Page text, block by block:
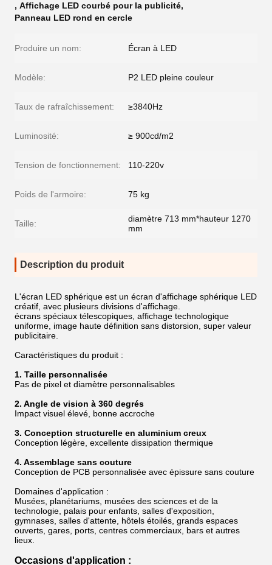
, Affichage LED courbé pour la publicité,
Panneau LED rond en cercle
Produire un nom: Écran à LED
Modèle: P2 LED pleine couleur
Taux de rafraîchissement: ≥3840Hz
Luminosité: ≥ 900cd/m2
Tension de fonctionnement: 110-220v
Poids de l'armoire: 75 kg
Taille:
diamètre 713 mm*hauteur 1270
mm
Description du produit
L'écran LED sphérique est un écran d'affichage sphérique LED
créatif, avec plusieurs divisions d'affichage.
écrans spéciaux télescopiques, affichage technologique
uniforme, image haute définition sans distorsion, super valeur
publicitaire.
Caractéristiques du produit :
1. Taille personnalisée
Pas de pixel et diamètre personnalisables
2. Angle de vision à 360 degrés
Impact visuel élevé, bonne accroche
3. Conception structurelle en aluminium creux
Conception légère, excellente dissipation thermique
4. Assemblage sans couture
Conception de PCB personnalisée avec épissure sans couture
Domaines d'application :
Musées, planétariums, musées des sciences et de la
technologie, palais pour enfants, salles d'exposition,
gymnases, salles d'attente, hôtels étoilés, grands espaces
ouverts, gares, ports, centres commerciaux, bars et autres
lieux.
Occasions d'application :